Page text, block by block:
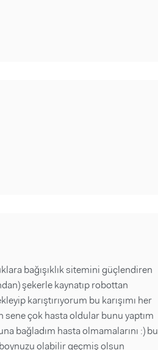
bağışıklık sitemini güçlendiren
şekerle kaynatıp robottan
karıştırıyorum bu karışımı her
sene çok hasta oldular bunu yaptım
bağladım hasta olmamalarını :) bu
olabilir geçmiş olsun